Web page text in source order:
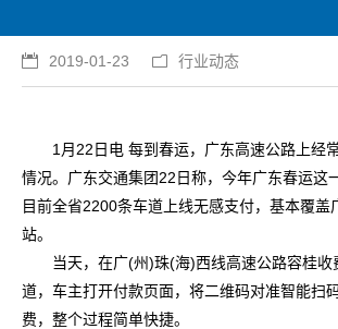
2019-01-23 行业动态
1月22日电 每到春运，广东高速公路上经
情况。广东交通集团22日称，今年广东春运这
目前全省2200条车道上线无感支付，基本覆盖
站。
当天，在广(州)珠(海)西线高速公路容桂收
道，车主打开付款页面，将二维码对准智能扫
费，整个过程简单快捷。